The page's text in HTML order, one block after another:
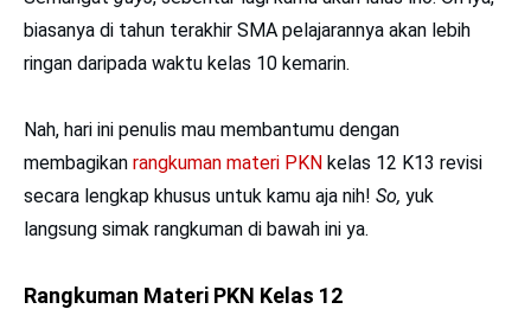
biasanya di tahun terakhir SMA pelajarannya akan lebih
ringan daripada waktu kelas 10 kemarin.
Nah, hari ini penulis mau membantumu dengan
membagikan rangkuman materi PKN kelas 12 K13 revisi
secara lengkap khusus untuk kamu aja nih! So, yuk
langsung simak rangkuman di bawah ini ya.
Rangkuman Materi PKN Kelas 12